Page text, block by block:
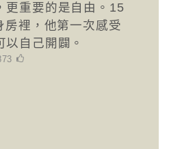
更重要的是自由。15
房裡，他第一次感受
自己開闢。